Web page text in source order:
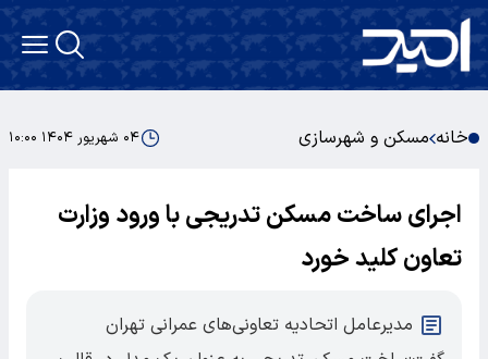
خانه مسکن و شهرسازی ۰۴ شهریور ۱۴۰۴ ۱۰:۰۰
اجرای ساخت مسکن تدریجی با ورود وزارت
تعاون کلید خورد
مدیرعامل اتحادیه تعاونی‌های عمرانی تهران